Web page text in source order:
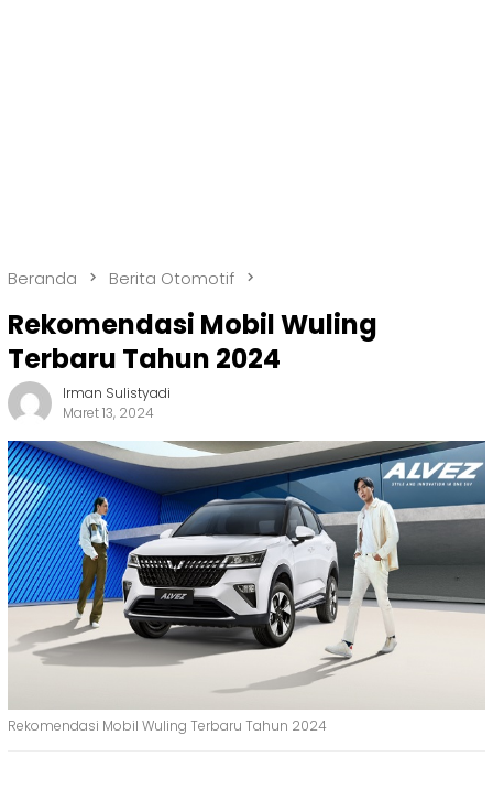
Beranda Berita Otomotif
Rekomendasi Mobil Wuling
Terbaru Tahun 2024
Irman Sulistyadi
Maret 13, 2024
Rekomendasi Mobil Wuling Terbaru Tahun 2024